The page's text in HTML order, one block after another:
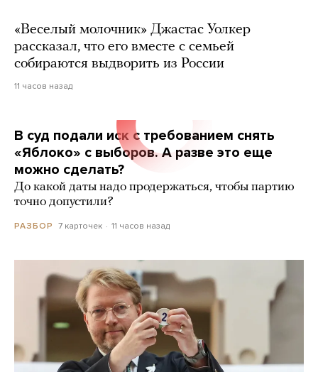
«Веселый молочник» Джастас Уолкер
рассказал, что его вместе с семьей
собираются выдворить из России
11 часов назад
В суд подали иск с требованием снять
«Яблоко» с выборов. А разве это еще
можно сделать?
До какой даты надо продержаться, чтобы партию
точно допустили?
РАЗБОР 7 карточек 11 часов назад